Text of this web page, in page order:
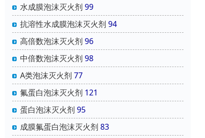
水成膜泡沫灭火剂 99
抗溶性水成膜泡沫灭火剂 94
高倍数泡沫灭火剂 96
中倍数泡沫灭火剂 98
A类泡沫灭火剂 77
氟蛋白泡沫灭火剂 121
蛋白泡沫灭火剂 95
成膜氟蛋白泡沫灭火剂 83